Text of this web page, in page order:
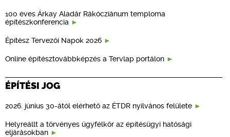
100 éves Árkay Aladár Rákócziánum temploma
építészkonferencia
Építész Tervezői Napok 2026
Online építésztovábbképzés a Tervlap portálon
ÉPÍTÉSI JOG
2026. június 30-ától elérhető az ÉTDR nyilvános felülete
Helyreállt a törvényes ügyfélkör az építésügyi hatósági
eljárásokban